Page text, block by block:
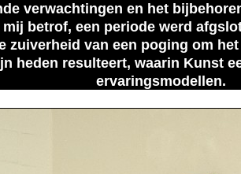
verwachtingen en het
mij betrof, een periode werd
van een poging om
heden resulteert, waarin Kunst
ervaringsmodellen.